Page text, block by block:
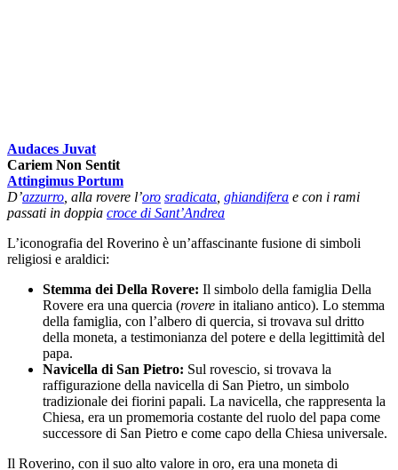
Audaces Juvat
Cariem Non Sentit
Attingimus Portum
D’azzurro, alla rovere l’oro sradicata, ghiandifera e con i rami
passati in doppia croce di Sant’Andrea
L’iconografia del Roverino è un’affascinante fusione di simboli
religiosi e araldici:
Stemma dei Della Rovere: Il simbolo della famiglia Della
Rovere era una quercia (rovere in italiano antico). Lo stemma
della famiglia, con l’albero di quercia, si trovava sul dritto
della moneta, a testimonianza del potere e della legittimità del
papa.
Navicella di San Pietro: Sul rovescio, si trovava la
raffigurazione della navicella di San Pietro, un simbolo
tradizionale dei fiorini papali. La navicella, che rappresenta la
Chiesa, era un promemoria costante del ruolo del papa come
successore di San Pietro e come capo della Chiesa universale.
Il Roverino, con il suo alto valore in oro, era una moneta di